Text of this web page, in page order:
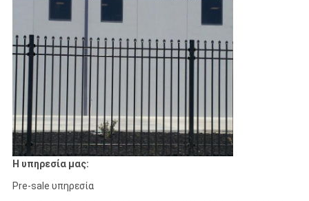
Η υπηρεσία μας:
Pre-sale υπηρεσία